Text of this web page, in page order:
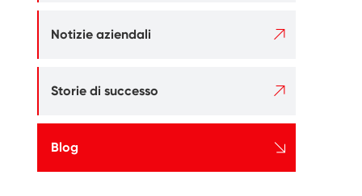
Notizie aziendali 
Storie di successo 
Blog 